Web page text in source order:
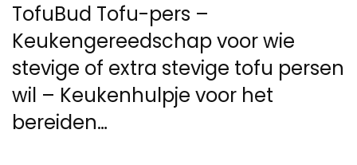
TofuBud Tofu-pers –
Keukengereedschap voor wie
stevige of extra stevige tofu persen
wil – Keukenhulpje voor het
bereiden…